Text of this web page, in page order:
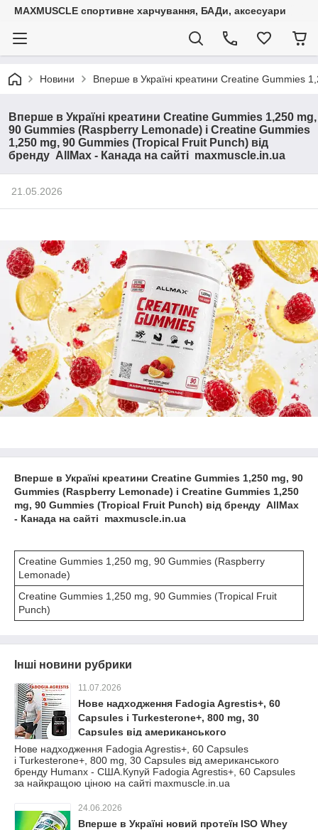
MAXMUSCLE спортивне харчування, БАДи, аксесуари
Новини Вперше в Україні креатини Creatine Gummies
Вперше в Україні креатини Creatine Gummies 1,250 mg,
90 Gummies (Raspberry Lemonade) і Creatine Gummies
1,250 mg, 90 Gummies (Tropical Fruit Punch) від
бренду AllMax - Канада на сайті maxmuscle.in.ua
21.05.2026
Вперше в Україні креатини Creatine Gummies 1,250 mg, 90
Gummies (Raspberry Lemonade) і Creatine Gummies 1,250
mg, 90 Gummies (Tropical Fruit Punch) від бренду AllMax
- Канада на сайті maxmuscle.in.ua
Creatine Gummies 1,250 mg, 90 Gummies (Raspberry
Lemonade)
Creatine Gummies 1,250 mg, 90 Gummies (Tropical Fruit
Punch)
Інші новини рубрики
11.07.2026
Нове надходження Fadogia Agrestis+, 60
Capsules і Turkesterone+, 800 mg, 30
Capsules від американського
бренду Humanx - США.Купуй Fadogia
Agrestis+, 60 Capsules за найкращою ціною
на сайті maxmuscle.in.ua
Нове надходження Fadogia Agrestis+, 60 Capsules
і Turkesterone+, 800 mg, 30 Capsules від американського
бренду Humanx - США.Купуй Fadogia Agrestis+, 60 Capsules
за найкращою ціною на сайті maxmuscle.in.ua
24.06.2026
Вперше в Україні новий протеїн ISO Whey